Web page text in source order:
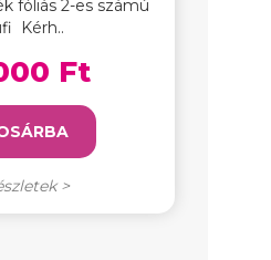
fóliás 2-es számú
Kérh..
Ft
>